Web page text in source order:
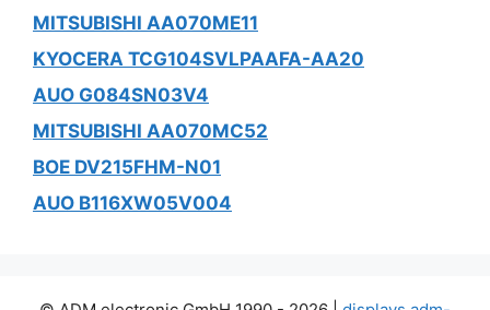
MITSUBISHI AA070ME11
KYOCERA TCG104SVLPAAFA-AA20
AUO G084SN03V4
MITSUBISHI AA070MC52
BOE DV215FHM-N01
AUO B116XW05V004